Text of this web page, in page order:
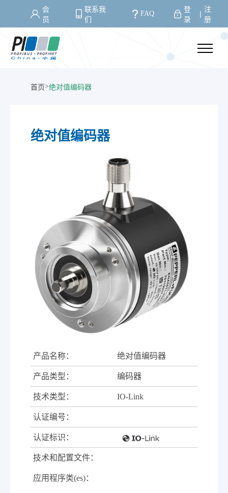
会
员
联系我
们
FAQ
登
录
注
册
首页>绝对值编码器
绝对值编码器
产品名称： 绝对值编码器
产品类型： 编码器
技术类型： IO-Link
认证编号：
认证标识：
技术和配置文件：
应用程序类(es)：